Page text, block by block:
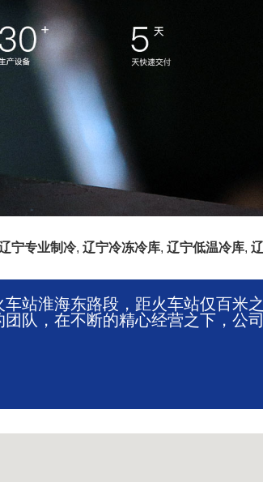
宁专业制冷, 辽宁冷冻冷库, 辽宁低温冷库,
站淮海东路段，距火车站仅百米
队，在不断的精心经营之下，公